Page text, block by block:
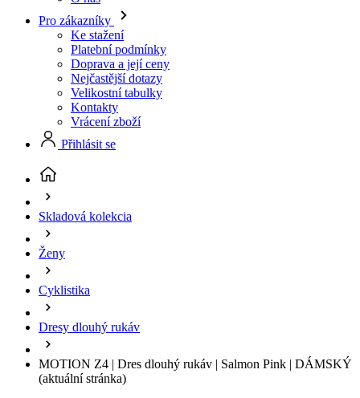
Pro zákazníky
Ke stažení
Platební podmínky
Doprava a její ceny
Nejčastější dotazy
Velikostní tabulky
Kontakty
Vrácení zboží
Přihlásit se
Skladová kolekcia
Ženy
Cyklistika
Dresy dlouhý rukáv
MOTION Z4 | Dres dlouhý rukáv | Salmon Pink | DÁMSKÝ
(aktuální stránka)